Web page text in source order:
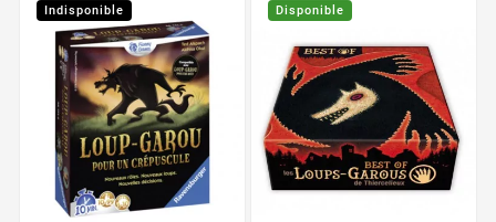
Indisponible Disponible